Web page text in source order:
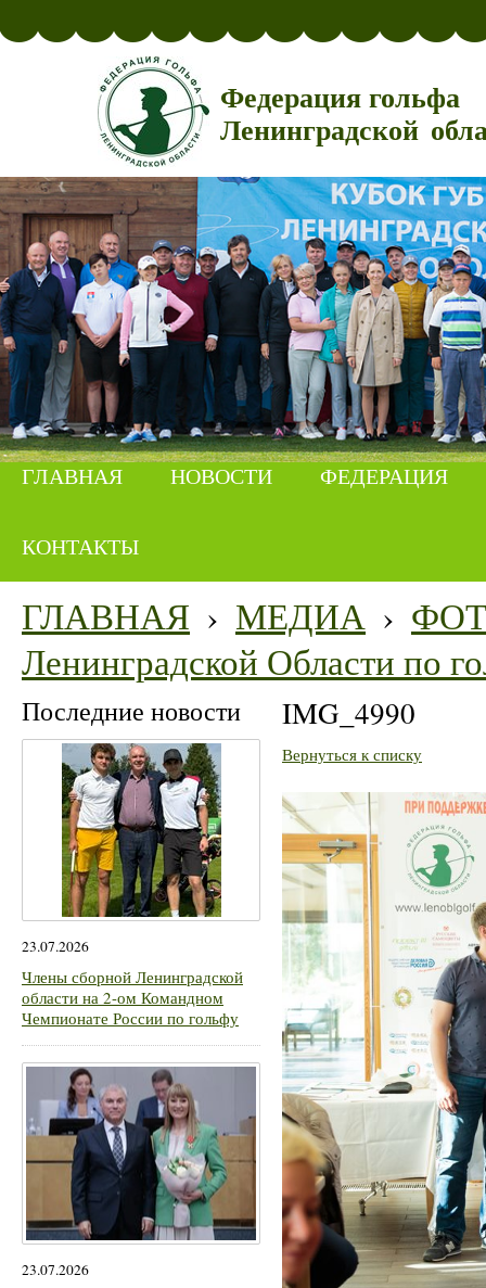
Федерация гольфа
Ленинградской
ГЛАВНАЯ НОВОСТИ ФЕДЕРАЦИЯ
КОНТАКТЫ
ГЛАВНАЯ › МЕДИА ›
Ленинградской Области по
Последние новости
23.07.2026
Члены сборной Ленинградской
области на 2-ом Командном
Чемпионате России по гольфу
23.07.2026
IMG_4990
Вернуться к списку